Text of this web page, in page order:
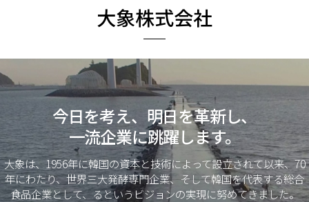
大象株式会社
今日を考え、明日を革新し、
一流企業に跳躍します。
大象は、1956年に韓国の資本と技術によって設立されて以来、70
年にわたり、世界三大発酵専門企業、そして韓国を代表する総合
食品企業として、るというビジョンの実現に努めてきました。